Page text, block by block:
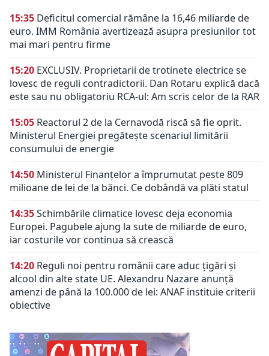
15:35 Deficitul comercial rămâne la 16,46 miliarde de
euro. IMM România avertizează asupra presiunilor tot
mai mari pentru firme
15:20 EXCLUSIV. Proprietarii de trotinete electrice se
lovesc de reguli contradictorii. Dan Rotaru explică dacă
este sau nu obligatoriu RCA-ul: Am scris celor de la RAR
15:05 Reactorul 2 de la Cernavodă riscă să fie oprit.
Ministerul Energiei pregătește scenariul limitării
consumului de energie
14:50 Ministerul Finanțelor a împrumutat peste 809
milioane de lei de la bănci. Ce dobândă va plăti statul
14:35Schimbările climatice lovesc deja economia
Europei. Pagubele ajung la sute de miliarde de euro,
iar costurile vor continua să crească
14:20 Reguli noi pentru românii care aduc țigări și
alcool din alte state UE. Alexandru Nazare anunță
amenzi de până la 100.000 de lei: ANAF instituie criterii
obiective